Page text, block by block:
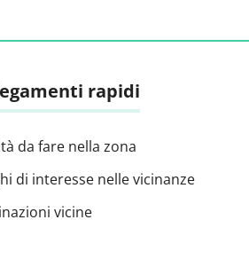
rapidi
da fare nella zona
di interesse nelle vicinanze
vicine